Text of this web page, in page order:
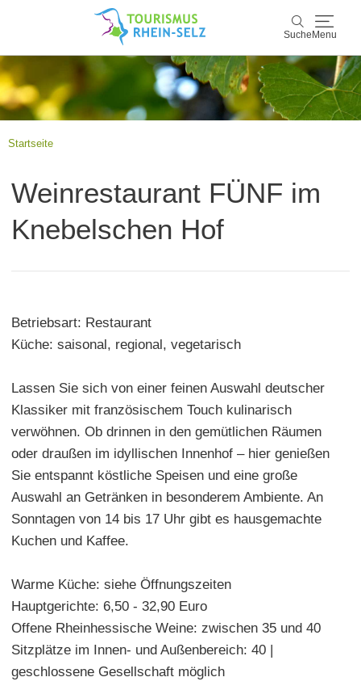
Suche Menu
Suche
Rhein-Selz
Kultur & Events
Startseite
Weinrestaurant FÜNF im
Knebelschen Hof
Betriebsart: Restaurant
Küche: saisonal, regional, vegetarisch
Lassen Sie sich von einer feinen Auswahl deutscher
Klassiker mit französischem Touch kulinarisch
verwöhnen. Ob drinnen in den gemütlichen Räumen
oder draußen im idyllischen Innenhof – hier genießen
Sie entspannt köstliche Speisen und eine große
Auswahl an Getränken in besonderem Ambiente. An
Sonntagen von 14 bis 17 Uhr gibt es hausgemachte
Kuchen und Kaffee.
Warme Küche: siehe Öffnungszeiten
Hauptgerichte: 6,50 - 32,90 Euro
Offene Rheinhessische Weine: zwischen 35 und 40
Sitzplätze im Innen- und Außenbereich: 40 |
geschlossene Gesellschaft möglich